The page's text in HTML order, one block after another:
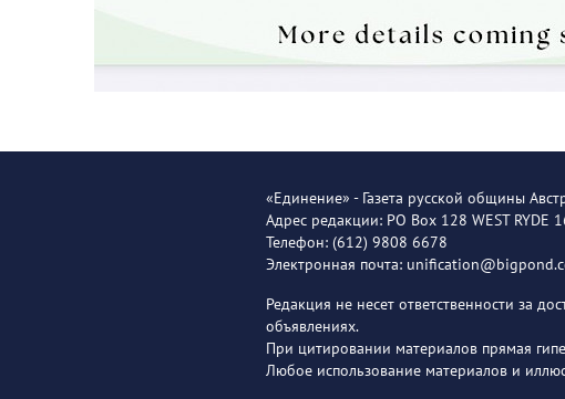
«Единение» - Газета русской общины
Адрес редакции: PO Box 128 WEST RYDE
Телефон: (612) 9808 6678
Электронная почта:
Редакция не несет ответственности за
объявлениях.
При цитировании материалов прямая
Любое использование материалов и